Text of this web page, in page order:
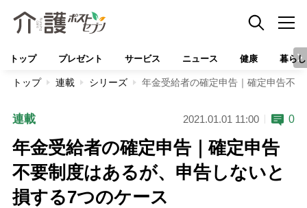
トップ プレゼント サービス ニュース 健康 暮らし
トップ 連載 シリーズ 年金受給者の確定申告｜確定申告不
連載 2021.01.01 11:00 0
年金受給者の確定申告｜確定申告
不要制度はあるが、申告しないと
損する7つのケース